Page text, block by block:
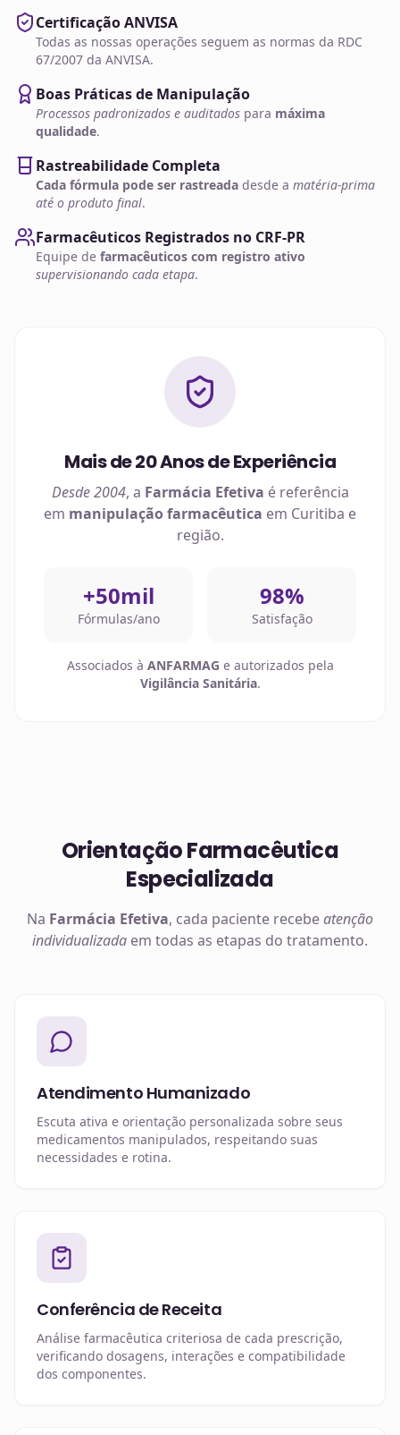
Certificação ANVISA
Todas as nossas operações seguem as normas da RDC
67/2007 da ANVISA.
Boas Práticas de Manipulação
Processos padronizados e auditados para máxima
qualidade.
Rastreabilidade Completa
Cada fórmula pode ser rastreada desde a matéria-prima
até o produto final.
Farmacêuticos Registrados no CRF-PR
Equipe de farmacêuticos com registro ativo
supervisionando cada etapa.
Mais de 20 Anos de Experiência
Desde 2004, a Farmácia Efetiva é referência
em manipulação farmacêutica em Curitiba e
região.
+50mil
Fórmulas/ano
98%
Satisfação
Associados à ANFARMAG e autorizados pela
Vigilância Sanitária.
Orientação Farmacêutica
Especializada
Na Farmácia Efetiva, cada paciente recebeatenção
individualizada em todas as etapas do tratamento.
Atendimento Humanizado
Escuta ativa e orientação personalizada sobre seus
medicamentos manipulados, respeitando suas
necessidades e rotina.
Conferência de Receita
Análise farmacêutica criteriosa de cada prescrição,
verificando dosagens, interações e compatibilidade
dos componentes.